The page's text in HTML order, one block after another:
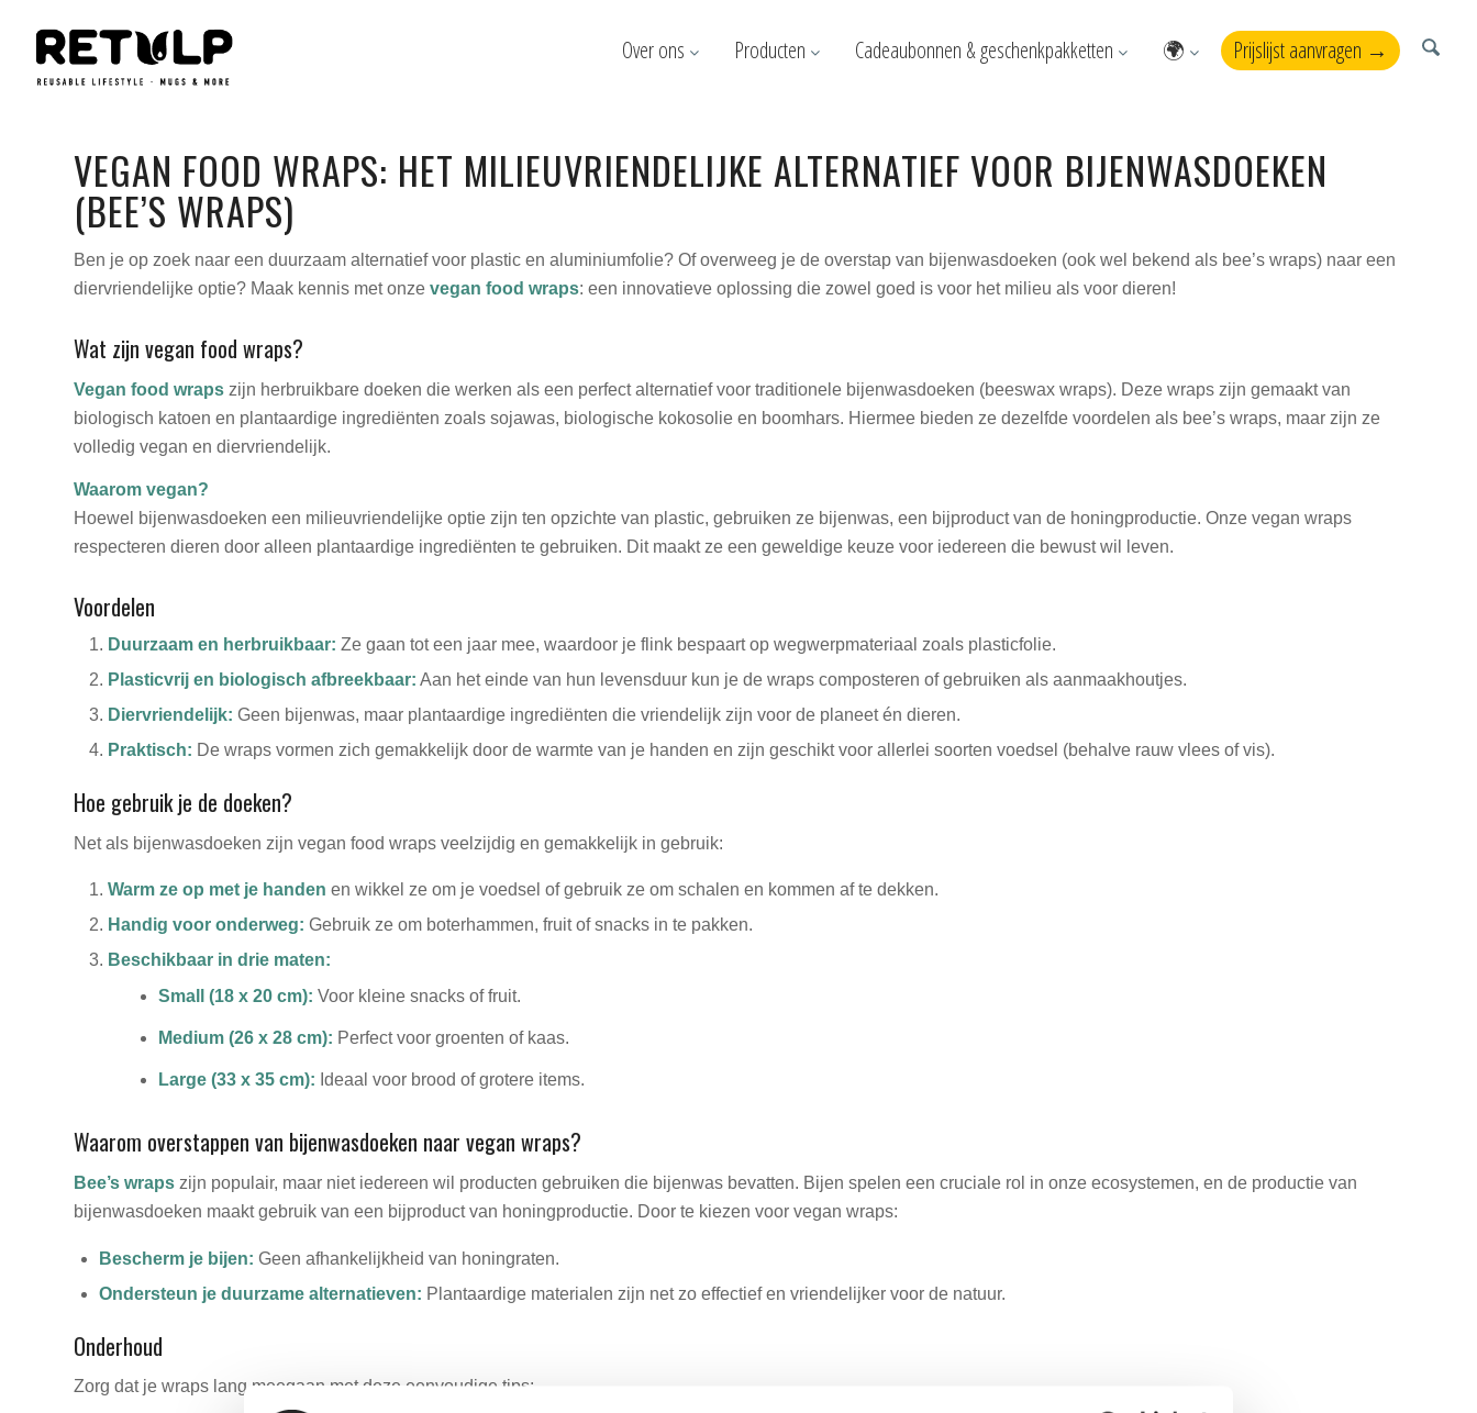
Over ons Producten Cadeaubonnen & geschenkpakketten 🌍 Prijslijst aanvragen →
VEGAN FOOD WRAPS: HET MILIEUVRIENDELIJKE ALTERNATIEF VOOR BIJENWASDOEKEN
(BEE’S WRAPS)
Ben je op zoek naar een duurzaam alternatief voor plastic en aluminiumfolie? Of overweeg je de overstap van bijenwasdoeken (ook wel bekend als bee’s wraps) naar een
diervriendelijke optie? Maak kennis met onze vegan food wraps: een innovatieve oplossing die zowel goed is voor het milieu als voor dieren!
Wat zijn vegan food wraps?
Vegan food wraps zijn herbruikbare doeken die werken als een perfect alternatief voor traditionele bijenwasdoeken (beeswax wraps). Deze wraps zijn gemaakt van
biologisch katoen en plantaardige ingrediënten zoals sojawas, biologische kokosolie en boomhars. Hiermee bieden ze dezelfde voordelen als bee’s wraps, maar zijn ze
volledig vegan en diervriendelijk.
Waarom vegan?
Hoewel bijenwasdoeken een milieuvriendelijke optie zijn ten opzichte van plastic, gebruiken ze bijenwas, een bijproduct van de honingproductie. Onze vegan wraps
respecteren dieren door alleen plantaardige ingrediënten te gebruiken. Dit maakt ze een geweldige keuze voor iedereen die bewust wil leven.
Voordelen
Duurzaam en herbruikbaar: Ze gaan tot een jaar mee, waardoor je flink bespaart op wegwerpmateriaal zoals plasticfolie.
Plasticvrij en biologisch afbreekbaar: Aan het einde van hun levensduur kun je de wraps composteren of gebruiken als aanmaakhoutjes.
Diervriendelijk: Geen bijenwas, maar plantaardige ingrediënten die vriendelijk zijn voor de planeet én dieren.
Praktisch: De wraps vormen zich gemakkelijk door de warmte van je handen en zijn geschikt voor allerlei soorten voedsel (behalve rauw vlees of vis).
Hoe gebruik je de doeken?
Net als bijenwasdoeken zijn vegan food wraps veelzijdig en gemakkelijk in gebruik:
Warm ze op met je handen en wikkel ze om je voedsel of gebruik ze om schalen en kommen af te dekken.
Handig voor onderweg: Gebruik ze om boterhammen, fruit of snacks in te pakken.
Beschikbaar in drie maten:
Small (18 x 20 cm): Voor kleine snacks of fruit.
Medium (26 x 28 cm): Perfect voor groenten of kaas.
Large (33 x 35 cm): Ideaal voor brood of grotere items.
Waarom overstappen van bijenwasdoeken naar vegan wraps?
Bee’s wraps zijn populair, maar niet iedereen wil producten gebruiken die bijenwas bevatten. Bijen spelen een cruciale rol in onze ecosystemen, en de productie van
bijenwasdoeken maakt gebruik van een bijproduct van honingproductie. Door te kiezen voor vegan wraps:
Bescherm je bijen: Geen afhankelijkheid van honingraten.
Ondersteun je duurzame alternatieven: Plantaardige materialen zijn net zo effectief en vriendelijker voor de natuur.
Onderhoud
Zorg dat je wraps lang meegaan met deze eenvoudige tips: